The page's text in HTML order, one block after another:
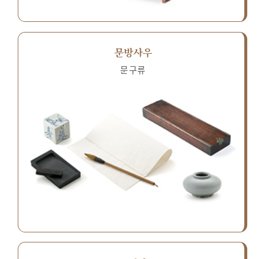
문방사우
문구류